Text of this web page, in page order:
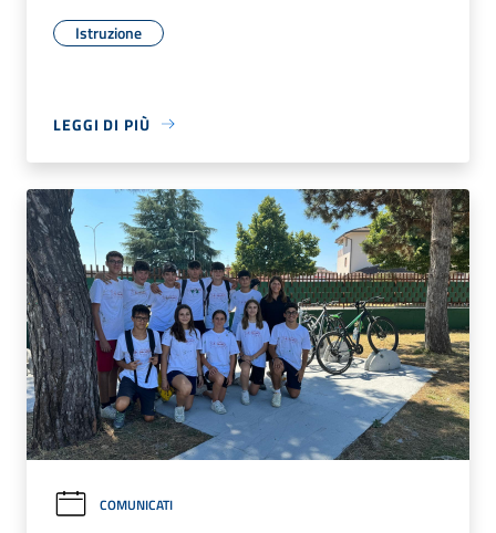
Istruzione
LEGGI DI PIÙ
COMUNICATI